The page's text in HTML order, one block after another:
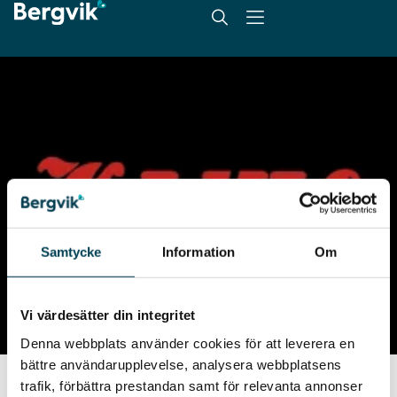
Samtycke Information Om
Vi värdesätter din integritet
Denna webbplats använder cookies för att leverera en
bättre användarupplevelse, analysera webbplatsens
trafik, förbättra prestandan samt för relevanta annonser